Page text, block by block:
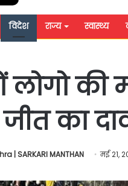
विदेश राज्य स्वास्थ्य
की
का
| SARKARI MANTHAN मई 21,